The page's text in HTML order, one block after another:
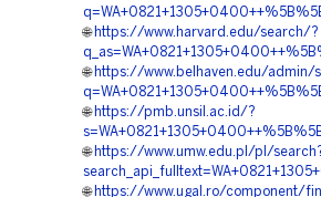
🌐 https://www.harvard.edu/search/?
🌐 https://www.belhaven.edu/admin/
🌐 https://pmb.unsil.ac.id/?
🌐 https://www.umw.edu.pl/pl/
🌐 https://www.ugal.ro/component/